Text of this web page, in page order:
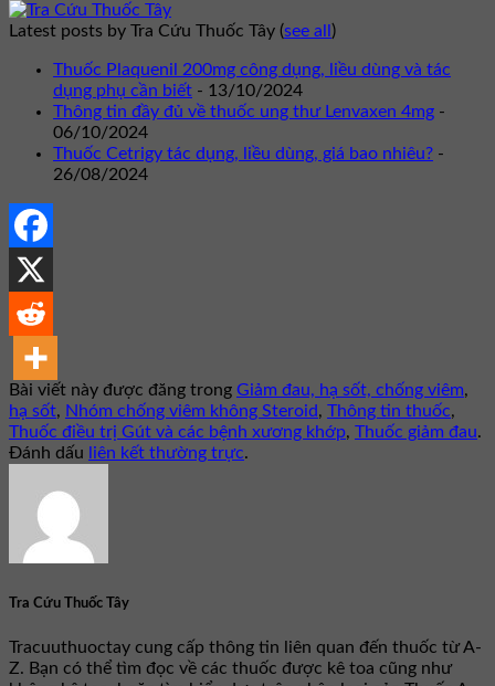
Latest posts by Tra Cứu Thuốc Tây (see all )
Thuốc Plaquenil 200mg công dụng, liều dùng và tác
dụng phụ cần biết - 13/10/2024
Thông tin đầy đủ về thuốc ung thư Lenvaxen 4mg -
06/10/2024
Thuốc Cetrigy tác dụng, liều dùng, giá bao nhiêu? -
26/08/2024
Bài viết này được đăng trong Giảm đau, hạ sốt, chống viêm,
hạ sốt, Nhóm chống viêm không Steroid, Thông tin thuốc,
Thuốc điều trị Gút và các bệnh xương khớp, Thuốc giảm đau.
Đánh dấu
liên kết thường trực.
Tra Cứu Thuốc Tây
Tracuuthuoctay cung cấp thông tin liên quan đến thuốc từ A-
Z. Bạn có thể tìm đọc về các thuốc được kê toa cũng như